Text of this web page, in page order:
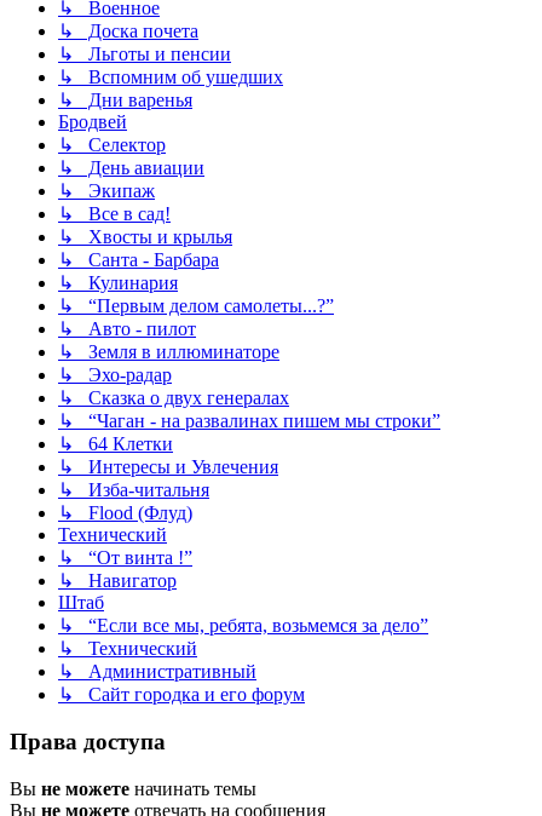
↳ Военное
↳ Доска почета
↳ Льготы и пенсии
↳ Вспомним об ушедших
↳ Дни варенья
Бродвей
↳ Селектор
↳ День авиации
↳ Экипаж
↳ Все в сад!
↳ Хвосты и крылья
↳ Санта - Барбара
↳ Кулинария
↳ “Первым делом самолеты...?”
↳ Авто - пилот
↳ Земля в иллюминаторе
↳ Эхо-радар
↳ Сказка о двух генералах
↳ “Чаган - на развалинах пишем мы строки”
↳ 64 Клетки
↳ Интересы и Увлечения
↳ Изба-читальня
↳ Flood (Флуд)
Технический
↳ “От винта !”
↳ Навигатор
Штаб
↳ “Если все мы, ребята, возьмемся за дело”
↳ Технический
↳ Административный
↳ Сайт городка и его форум
Права доступа
Вы не можете начинать темы
Вы не можете отвечать на сообщения